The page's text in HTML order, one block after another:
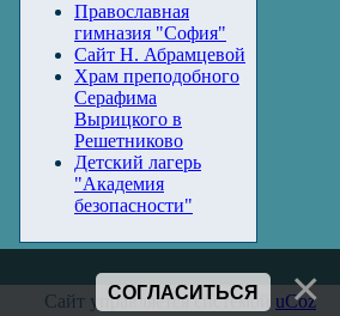
Православная
гимназия "София"
Сайт Н. Абрамцевой
Храм преподобного
Серафима
Вырицкого в
Решетниково
Детский лагерь
"Академия
безопасности"
Сайт управляется системой uCoz
СОГЛАСИТЬСЯ